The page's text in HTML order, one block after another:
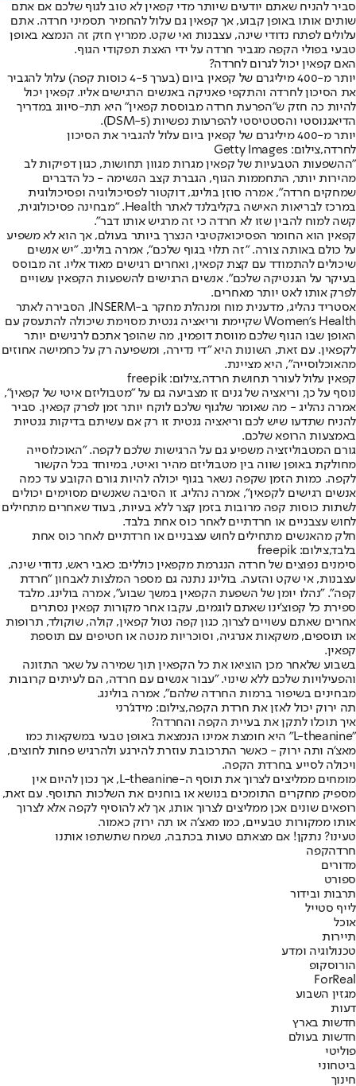
סביר להניח שאתם יודעים שיותר מדי קפאין לא טוב לגוף שלכם אם אתם
שותים אותו באופן קבוע, אך קפאין גם עלול להחמיר תסמיני חרדה. אתם
עלולים לפתח נדודי שינה, עצבנות ואי שקט. ממריץ חזק זה הנמצא באופן
טבעי בפולי הקפה מגביר חרדה על ידי האצת תפקודי הגוף.
האם קפאין יכול לגרום לחרדה?
יותר מ-400 מיליגרם של קפאין ביום (בערך 4-5 כוסות קפה) עלול להגביר
את הסיכון לחרדה והתקפי פאניקה באנשים הרגישים אליו. קפאין יכול
להיות כה חזק ש"הפרעת חרדה מבוססת קפאין" היא תת-סיווג במדריך
הדיאגנוסטי והסטטיסטי להפרעות נפשיות (DSM-5).
יותר מ-400 מיליגרם של קפאין ביום עלול להגביר את הסיכון
לחרדה,צילום: Getty Images
"ההשפעות הטבעיות של קפאין מגרות מגוון תחושות, כגון דפיקות לב
מהירות יותר, התחממות הגוף, הגברת קצב הנשימה - כל הדברים
שמחקים חרדה", אמרה סוזן בולינג, דוקטור לפסיכולוגיה ופסיכולוגית
במרכז לבריאות האישה בקליבלנד לאתר Health. "מבחינה פסיכולוגית,
קשה למוח להבין שזו לא חרדה כי זה מרגיש אותו דבר".
קפאין הוא החומר הפסיכואקטיבי הנצרך ביותר בעולם, אך הוא לא משפיע
על כולם באותה צורה. "זה תלוי בגוף שלכם", אמרה בולינג. "יש אנשים
שיכולים להתמודד עם קצת קפאין, ואחרים רגישים מאוד אליו. זה מבוסס
בעיקר על הגנטיקה שלכם". אנשים הרגישים להשפעות הקפאין עשויים
לפרק אותו לאט יותר מאחרים.
אסטריד נהליג, מדענית מוח ומנהלת מחקר ב-INSERM, הסבירה לאתר
Women's Health שקיימת וריאציה גנטית מסוימת שיכולה להתעסק עם
האופן שבו הגוף שלכם מווסת דופמין, מה שהופך אתכם לרגישים יותר
לקפאין. עם זאת, השונות היא "די נדירה, ומשפיעה רק על כחמישה אחוזים
מהאוכלוסייה", היא מציינת.
קפאין עלול לעורר תחושת חרדה,צילום: freepik
נוסף על כך, וריאציה של גנים זו מצביעה גם על "מטבוליזם איטי של קפאין",
אמרה נהליג - מה שאומר שלגוף שלכם לוקח יותר זמן לפרק קפאין. סביר
להניח שתדעו שיש לכם וריאציה גנטית זו רק אם עשיתם בדיקות גנטיות
באמצעות הרופא שלכם.
גורם המטבוליזציה משפיע גם על הרגישות שלכם לקפה. "האוכלוסייה
מחולקת באופן שווה בין מטבוליזם מהיר ואיטי, במיוחד בכל הקשור
לקפה. כמות הזמן שקפה נשאר בגוף יכולה להיות גורם הקובע עד כמה
אנשים רגישים לקפאין", אמרה נהליג. זו הסיבה שאנשים מסוימים יכולים
לשתות כוסות קפה מרובות בזמן קצר ללא בעיות, בעוד שאחרים מתחילים
לחוש עצבניים או חרדתיים לאחר כוס אחת בלבד.
חלק מהאנשים מתחילים לחוש עצבניים או חרדתיים לאחר כוס אחת
בלבד,צילום: freepik
סימנים נפוצים של חרדה הנגרמת מקפאין כוללים: כאבי ראש, נדודי שינה,
עצבנות, אי שקט והזעה. בולינג נתנה גם מספר המלצות לאבחון "חרדת
קפה". "נהלו יומן של השפעת הקפאין במשך שבוע", אמרה בולינג. מלבד
ספירת כל קפוצ'ינו שאתם לוגמים, עקבו אחר מקורות קפאין נסתרים
אחרים שאתם עשויים לצרוך, כגון קפה נטול קפאין, קולה, שוקולד, תרופות
או תוספים, משקאות אנרגיה, וסוכריות מנטה או חטיפים עם תוספת
קפאין.
בשבוע שלאחר מכן הוציאו את כל הקפאין תוך שמירה על שאר התזונה
והפעילויות שלכם ללא שינוי. "עבור אנשים עם חרדה, הם לעיתים קרובות
מבחינים בשיפור ברמות החרדה שלהם", אמרה בולינג.
תה ירוק יכול לאזן את חרדת הקפה,צילום: מידג'רני
איך תוכלו לתקן את בעיית הקפה והחרדה?
"L-theanine" היא חומצת אמינו הנמצאת באופן טבעי במשקאות כמו
מאצ'ה ותה ירוק - כאשר התרכובת עוזרת להירגע ולהרגיש פחות לחוצים,
ויכולה לסייע בחרדת הקפה.
מומחים ממליצים לצרוך את תוסף ה-L-theanine, אך נכון להיום אין
מספיק מחקרים התומכים בנושא או בוחנים את השלכות התוסף. עם זאת,
רופאים שונים אכן ממליצים לצרוך אותו, אך לא להוסיף לקפה אלא לצרוך
אותו ממקורות טבעיים, כמו מאצ'ה או תה ירוק כאמור.
טעינו? נתקן! אם מצאתם טעות בכתבה, נשמח שתשתפו אותנו
חרדהקפה
מדורים
ספורט
תרבות ובידור
לייף סטייל
אוכל
תיירות
טכנולוגיה ומדע
הורוסקופ
ForReal
מגזין השבוע
דעות
חדשות בארץ
חדשות בעולם
פוליטי
ביטחוני
חינוך